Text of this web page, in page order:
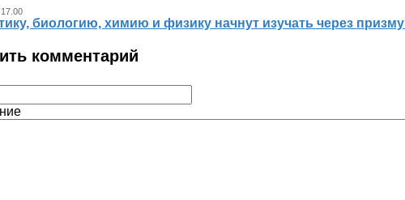
биологию, химию и физику начнут изучать через
комментарий